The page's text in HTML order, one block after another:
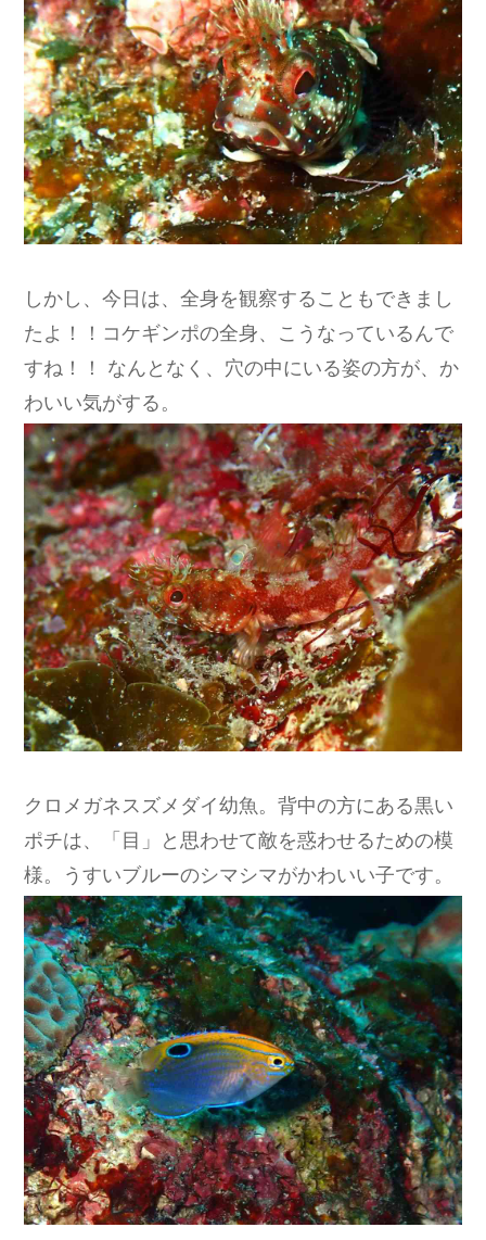
しかし、今日は、全身を観察することもできまし
たよ！！コケギンポの全身、こうなっているんで
すね！！ なんとなく、穴の中にいる姿の方が、か
わいい気がする。
クロメガネスズメダイ幼魚。背中の方にある黒い
ポチは、「目」と思わせて敵を惑わせるための模
様。うすいブルーのシマシマがかわいい子です。